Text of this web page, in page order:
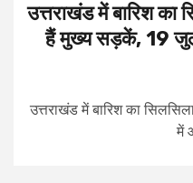
उत्तराखंड में बारिश का
हैं मुख्य सड़कें, 19
उत्तराखंड में बारिश का
में